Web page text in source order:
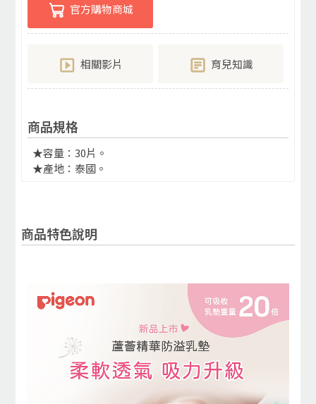
官方購物商城
相關影片 育兒知識
商品規格
★容量：30片。
★產地：泰國。
商品特色說明